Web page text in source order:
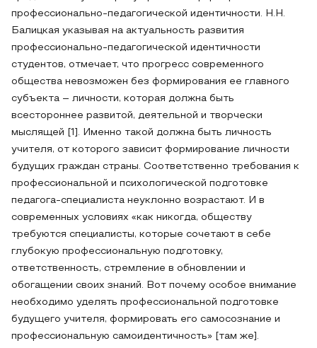
профессионально-педагогической идентичности. Н.Н.
Балицкая указывая на актуальность развития
профессионально-педагогической идентичности
студентов, отмечает, что прогресс современного
общества невозможен без формирования ее главного
субъекта – личности, которая должна быть
всестороннее развитой, деятельной и творчески
мыслящей [1]. Именно такой должна быть личность
учителя, от которого зависит формирование личности
будущих граждан страны. Соответственно требования к
профессиональной и психологической подготовке
педагога-специалиста неуклонно возрастают. И в
современных условиях «как никогда, обществу
требуются специалисты, которые сочетают в себе
глубокую профессиональную подготовку,
ответственность, стремление в обновлении и
обогащении своих знаний. Вот почему особое внимание
необходимо уделять профессиональной подготовке
будущего учителя, формировать его самосознание и
профессиональную самоидентичность» [там же].